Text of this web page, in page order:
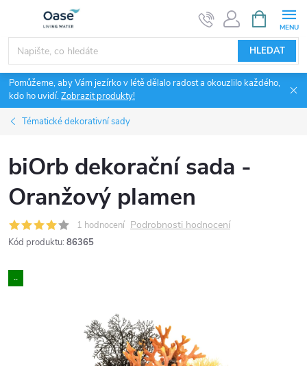
obsah
HLEDAT
NÁKUPNÍ
KOŠÍK
Pomůžeme, aby Vám jezírko v létě dělalo radost a okouzlilo každého,
kdo ho uvidí.Zobrazit produkty!
Tématické dekorativní sady
biOrb dekorační sada -
Oranžový plamen
1 hodnocení Podrobnosti hodnocení
Kód produktu: 86365
..